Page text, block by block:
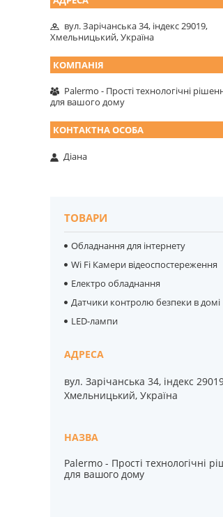
вул. Зарічанська 34, індекс 29019,
Хмельницький, Україна
Palermo - Прості технологічні
для вашого дому
Діана
ТОВАРИ
Обладнання для інтернету
Wi Fi Камери відеоспостереження
Електро обладнання
Датчики контролю безпеки в домі
LED-лампи
вул. Зарічанська 34, індекс
Хмельницький, Україна
Palermo - Прості технологічні
для вашого дому